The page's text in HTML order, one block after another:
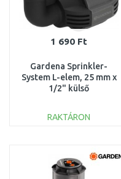
1 690 Ft
Gardena Sprinkler-
System L-elem, 25 mm x
1/2" külső
RAKTÁRON
Összehasonlítás